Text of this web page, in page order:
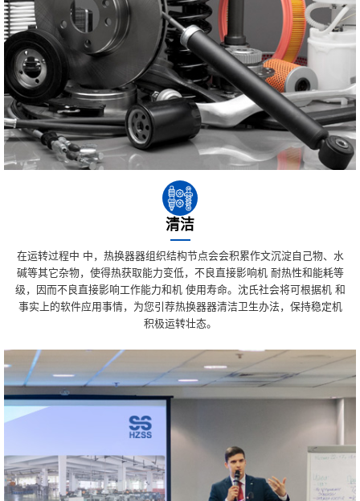
清洁
在运转过程中 中，热换器器组织结构节点会会积累作文沉淀自己物、水
碱等其它杂物，使得热获取能力变低，不良直接影响机 耐热性和能耗等
级，因而不良直接影响工作能力和机 使用寿命。沈氏社会将可根据机 和
事实上的软件应用事情，为您引荐热换器器清洁卫生办法，保持稳定机
积极运转壮态。